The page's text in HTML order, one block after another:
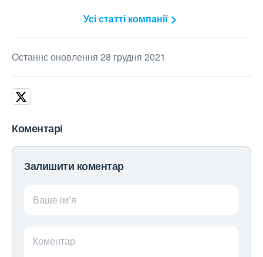
Усі статті компанії
Останнє оновлення 28 грудня 2021
Коментарі
Залишити коментар
Ваше ім’я
Коментар